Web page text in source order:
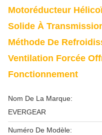
Motoréducteur
Solide À
Méthode De
Ventilation Forcée
Fonctionnement
Nom De La Marque:
EVERGEAR
Numéro De Modèle: